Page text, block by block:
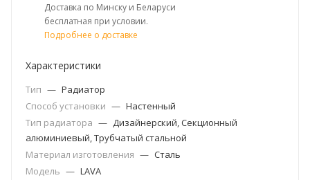
Доставка по Минску и Беларуси
бесплатная при условии.
Подробнее о доставке
Характеристики
Тип — Радиатор
Способ установки — Настенный
Тип радиатора — Дизайнерский, Секционный
алюминиевый, Трубчатый стальной
Материал изготовления — Сталь
Модель — LAVA